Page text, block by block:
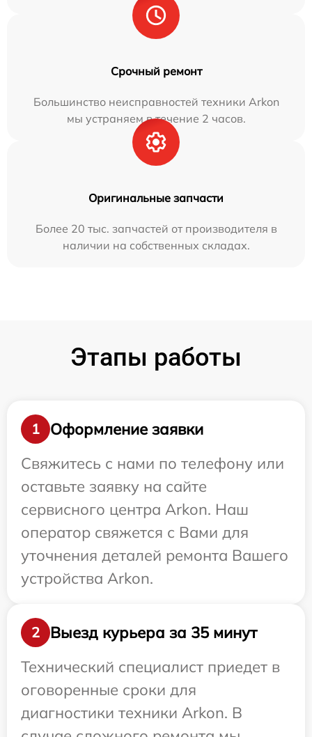
Срочный ремонт
Большинство неисправностей техники Arkon
мы устраняем в течение 2 часов.
Оригинальные запчасти
Более 20 тыс. запчастей от производителя в
наличии на собственных складах.
Этапы работы
1
Оформление заявки
Свяжитесь с нами по телефону или
оставьте заявку на сайте
сервисного центра Arkon. Наш
оператор свяжется с Вами для
уточнения деталей ремонта Вашего
устройства Arkon.
2
Выезд курьера за 35 минут
Технический специалист приедет в
оговоренные сроки для
диагностики техники Arkon. В